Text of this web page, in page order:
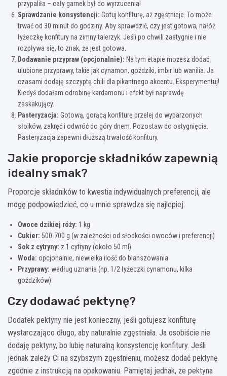
przypaliła – cały garnek był do wyrzucenia!
Sprawdzanie konsystencji: Gotuj konfiturę, aż zgęstnieje. To może
trwać od 30 minut do godziny. Aby sprawdzić, czy jest gotowa, nałóż
łyżeczkę konfitury na zimny talerzyk. Jeśli po chwili zastygnie i nie
rozpływa się, to znak, że jest gotowa.
Dodawanie przypraw (opcjonalnie): Na tym etapie możesz dodać
ulubione przyprawy, takie jak cynamon, goździki, imbir lub wanilia. Ja
czasami dodaję szczyptę chili dla pikantnego akcentu. Eksperymentuj!
Kiedyś dodałam odrobinę kardamonu i efekt był naprawdę
zaskakujący.
Pasteryzacja: Gotową, gorącą konfiturę przelej do wyparzonych
słoików, zakręć i odwróć do góry dnem. Pozostaw do ostygnięcia.
Pasteryzacja zapewni dłuższą trwałość konfitury.
Jakie proporcje składników zapewnią
idealny smak?
Proporcje składników to kwestia indywidualnych preferencji, ale
mogę podpowiedzieć, co u mnie sprawdza się najlepiej:
Owoce dzikiej róży: 1 kg
Cukier: 500-700 g (w zależności od słodkości owoców i preferencji)
Sok z cytryny: z 1 cytryny (około 50 ml)
Woda: opcjonalnie, niewielka ilość do blanszowania
Przyprawy: według uznania (np. 1/2 łyżeczki cynamonu, kilka
goździków)
Czy dodawać pektynę?
Dodatek pektyny nie jest konieczny, jeśli gotujesz konfiturę
wystarczająco długo, aby naturalnie zgęstniała. Ja osobiście nie
dodaję pektyny, bo lubię naturalną konsystencję konfitury. Jeśli
jednak zależy Ci na szybszym zgęstnieniu, możesz dodać pektynę
zgodnie z instrukcją na opakowaniu. Pamiętaj jednak, że pektyna